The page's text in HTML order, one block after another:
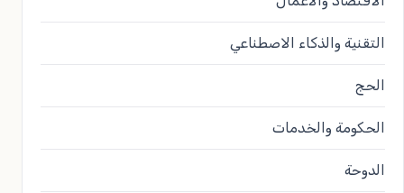
التقنية والذكاء الاصطناعي
الحج
الحكومة والخدمات
الدوحة